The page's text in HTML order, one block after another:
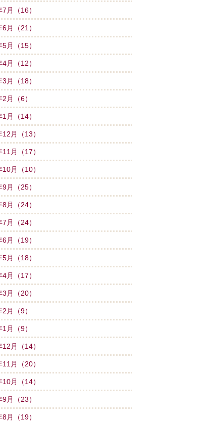
月（16）
月（21）
月（15）
月（12）
月（18）
月（6）
月（14）
月（13）
月（17）
月（10）
月（25）
月（24）
月（24）
月（19）
月（18）
月（17）
月（20）
月（9）
月（9）
月（14）
月（20）
月（14）
月（23）
月（19）